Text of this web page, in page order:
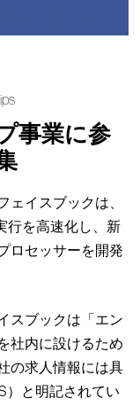
事業に参
ェイスブックは、
行を高速化し、新
ロセッサーを開発
スブックは「エン
社内に設けるため
の求人情報には具
）と明記されてい